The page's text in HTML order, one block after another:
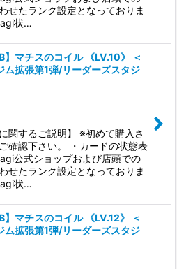
せたランク設定となっておりま
状…
】マチスのコイル 《LV.10》 ＜
ム拡張第1弾/リーダーズスタジ
関するご説明】 ※初めて購入さ
確認下さい。 ・カードの状態表
公式ショップおよび店頭での
せたランク設定となっておりま
状…
】マチスのコイル 《LV.12》 ＜
ム拡張第1弾/リーダーズスタジ